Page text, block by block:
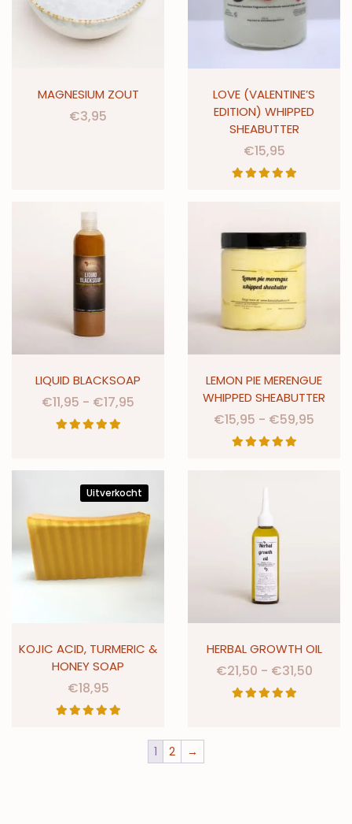
MAGNESIUM ZOUT
€3,95
LOVE (VALENTINE’S
EDITION) WHIPPED
SHEABUTTER
€15,95
LIQUID BLACKSOAP
€11,95 - €17,95
LEMON PIE MERENGUE
WHIPPED SHEABUTTER
€15,95 - €59,95
Uitverkocht
KOJIC ACID, TURMERIC &
HONEY SOAP
€18,95
HERBAL GROWTH OIL
€21,50 - €31,50
1 2 →